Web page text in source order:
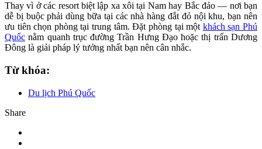
Thay vì ở các resort biệt lập xa xôi tại Nam hay Bắc đảo — nơi bạn
dễ bị buộc phải dùng bữa tại các nhà hàng đắt đỏ nội khu, bạn nên
ưu tiên chọn phòng tại trung tâm. Đặt phòng tại một khách sạn Phú
Quốc nằm quanh trục đường Trần Hưng Đạo hoặc thị trấn Dương
Đông là giải pháp lý tưởng nhất bạn nên cân nhắc.
Từ khóa:
Du lịch Phú Quốc
Share